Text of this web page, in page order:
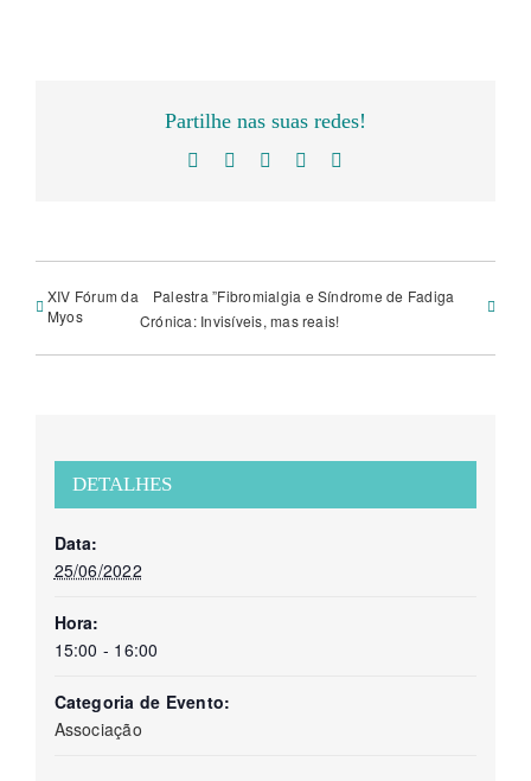
Partilhe nas suas redes!
Facebook
TwitterLinkedInWhatsApp
XIV Fórum da
Myos
Palestra ”Fibromialgia e Síndrome de Fadiga
Crónica: Invisíveis, mas reais!
DETALHES
Data:
25/06/2022
Hora:
15:00 - 16:00
Categoria de Evento:
Associação